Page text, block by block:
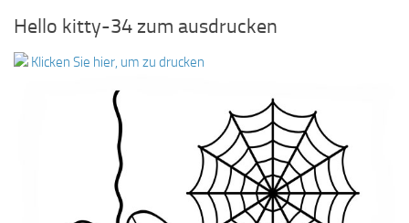
Hello kitty-34 zum ausdrucken
Klicken Sie hier, um zu drucken